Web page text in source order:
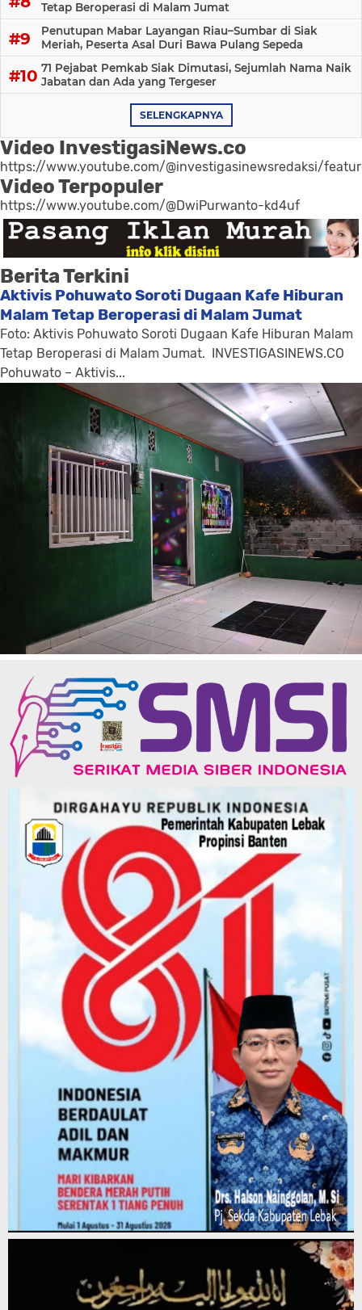
Tetap Beroperasi di Malam Jumat
Penutupan Mabar Layangan Riau–Sumbar di Siak
Meriah, Peserta Asal Duri Bawa Pulang Sepeda
71 Pejabat Pemkab Siak Dimutasi, Sejumlah Nama Naik
Jabatan dan Ada yang Tergeser
SELENGKAPNYA
Video InvestigasiNews.co
https://www.youtube.com/@investigasinewsredaksi/
Video Terpopuler
https://www.youtube.com/@DwiPurwanto-kd4uf
Berita Terkini
Aktivis Pohuwato Soroti Dugaan Kafe Hiburan
Malam Tetap Beroperasi di Malam Jumat
Foto: Aktivis Pohuwato Soroti Dugaan Kafe Hiburan Malam
Tetap Beroperasi di Malam Jumat. INVESTIGASINEWS.CO
Pohuwato – Aktivis...